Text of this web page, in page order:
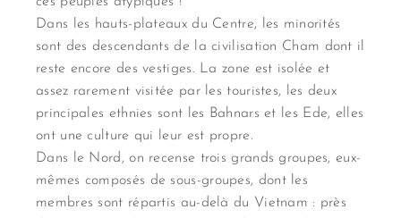
Dans les hauts-plateaux du Centre, les minorités
sont des descendants de la civilisation Cham dont il
reste encore des vestiges. La zone est isolée et
assez rarement visitée par les touristes, les deux
principales ethnies sont les Bahnars et les Ede, elles
ont une culture qui leur est propre.
Dans le Nord, on recense trois grands groupes, eux-
mêmes composés de sous-groupes, dont les
membres sont répartis au-delà du Vietnam : près